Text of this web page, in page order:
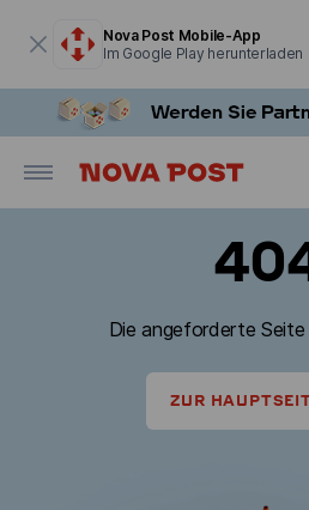
Nova Post Mobile-App
Im Google Play herunterladen
Die angeforderte
ZUR